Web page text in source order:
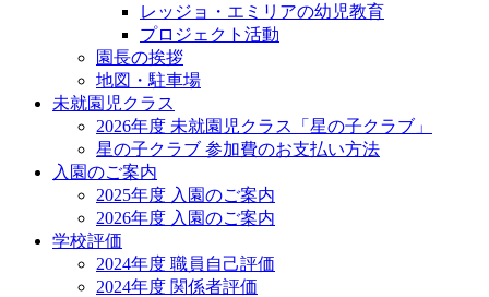
レッジョ・エミリアの幼児教育
プロジェクト活動
園長の挨拶
地図・駐車場
未就園児クラス
2026年度 未就園児クラス「星の子クラブ」
星の子クラブ 参加費のお支払い方法
入園のご案内
2025年度 入園のご案内
2026年度 入園のご案内
学校評価
2024年度 職員自己評価
2024年度 関係者評価